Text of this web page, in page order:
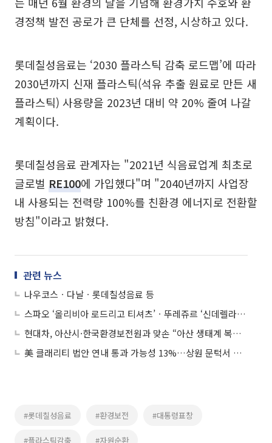
경정책 발전 공로가 큰 단체를 선정, 시상하고 있다.
롯데칠성음료는 ‘2030 플라스틱 감축 로드맵’에 따라
2030년까지 신재 플라스틱(석유 추출 원료로 만든 새
플라스틱) 사용량을 2023년 대비 약 20% 줄여 나갈
계획이다.
롯데칠성음료 관계자는 "2021년 식음료업계 최초로
글로벌 RE100에 가입했다"며 "2040년까지 사업장
내 사용되는 전력량 100%를 친환경 에너지로 전환할
방침"이라고 밝혔다.
관련 뉴스
나우코스ㆍ다날ㆍ롯데칠성음료 등
스파오 ‘올리비아 로드리고 티셔츠’ㆍ뚜레쥬르 ‘신데렐라 케이크’ 외
현대차, 아산시·한국환경보전원과 맞손 “아산 생태계 복원 공간 조성 협력”
美 클래리티 법안 연내 통과 가능성 13%…상원 문턱서 제동
#롯데칠성음료 #환경보전 #대통령표창
#플라스틱감축 #자원순환